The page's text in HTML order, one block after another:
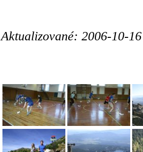
Aktualizované: 2006-10-